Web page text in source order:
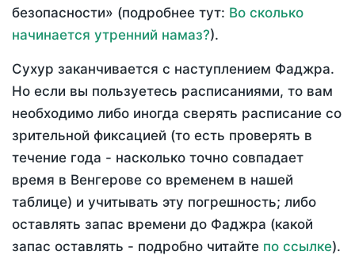
безопасности» (подробнее тут: Во сколько
начинается утренний намаз?).
Сухур заканчивается с наступлением Фаджра.
Но если вы пользуетесь расписаниями, то вам
необходимо либо иногда сверять расписание со
зрительной фиксацией (то есть проверять в
течение года - насколько точно совпадает
время в Венгерове со временем в нашей
таблице) и учитывать эту погрешность; либо
оставлять запас времени до Фаджра (какой
запас оставлять - подробно читайте по ссылке).